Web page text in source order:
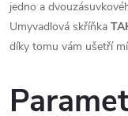
jedno a
Umyvadlová skříňka
díky tomu vám ušetří